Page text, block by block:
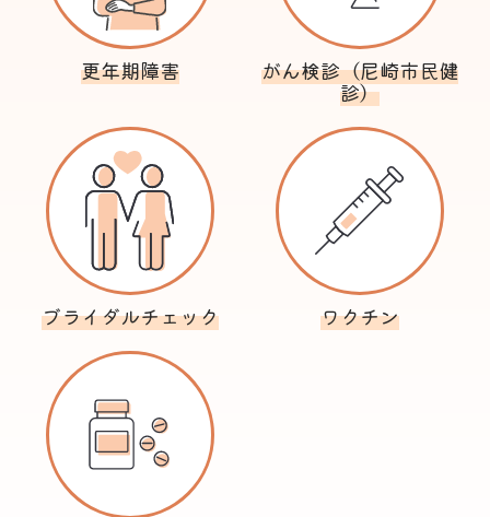
更年期障害 がん検診（尼崎市民健
診）
ブライダルチェック ワクチン